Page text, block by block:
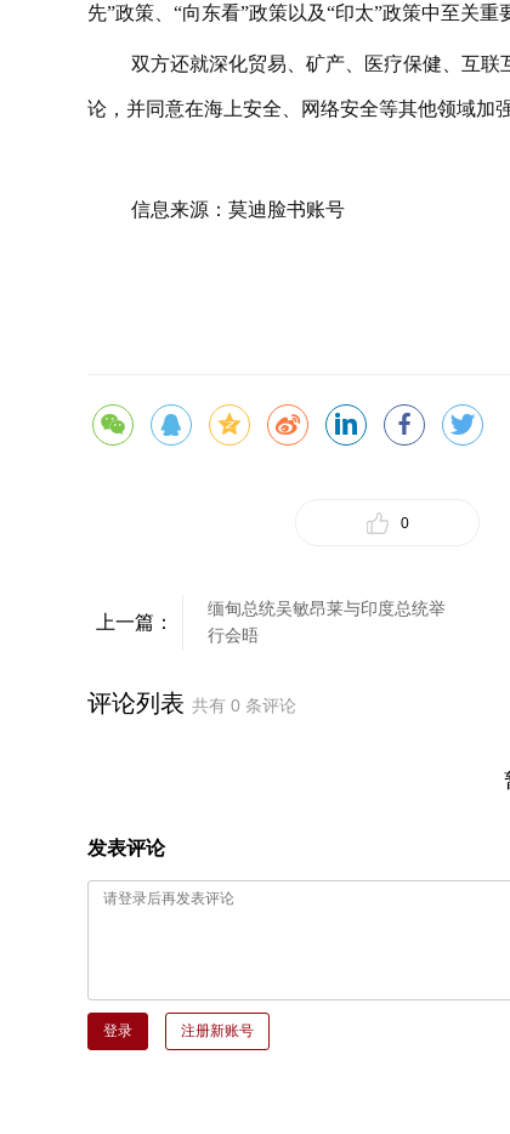
先”政策、“向东看”政策以及“印太”政策中至关重
双方还就深化贸易、矿产、医疗保健、互
论，并同意在海上安全、网络安全等其他领域加
信息来源：莫迪脸书账号
0
上一篇：
缅甸总统吴敏昂莱与印度总统举
行会晤
评论列表 共有 0 条评论
发表评论
登录 注册新账号